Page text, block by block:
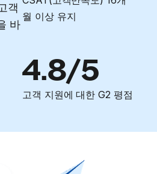
객
바
월 이상 유지
4.8/5
고객 지원에 대한 G2 평점